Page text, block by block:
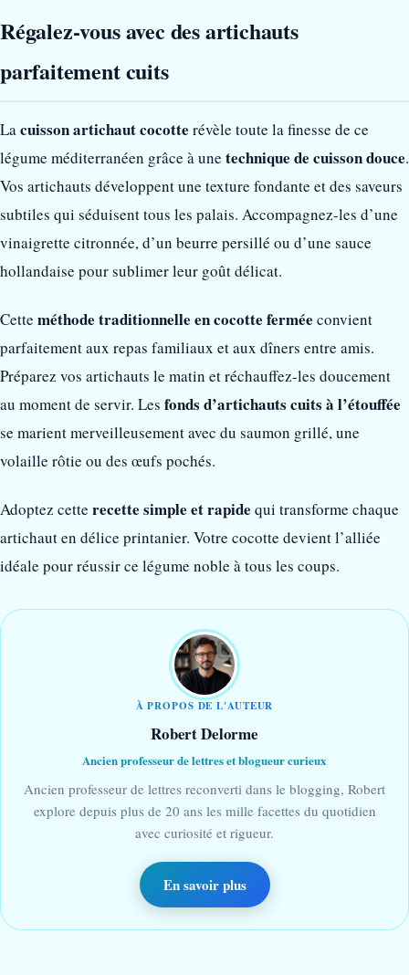
Régalez-vous avec des artichauts
parfaitement cuits
Lacuisson artichaut cocotte révèle toute la finesse de ce
légume méditerranéen grâce à une technique de cuisson douce.
Vos artichauts développent une texture fondante et des saveurs
subtiles qui séduisent tous les palais. Accompagnez-les d’une
vinaigrette citronnée, d’un beurre persillé ou d’une sauce
hollandaise pour sublimer leur goût délicat.
Cette méthode traditionnelle en cocotte fermée convient
parfaitement aux repas familiaux et aux dîners entre amis.
Préparez vos artichauts le matin et réchauffez-les doucement
au moment de servir. Les fonds d’artichauts cuits à l’étouffée
se marient merveilleusement avec du saumon grillé, une
volaille rôtie ou des œufs pochés.
Adoptez cette recette simple et rapide qui transforme chaque
artichaut en délice printanier. Votre cocotte devient l’alliée
idéale pour réussir ce légume noble à tous les coups.
À PROPOS DE L'AUTEUR
Robert Delorme
Ancien professeur de lettres et blogueur curieux
Ancien professeur de lettres reconverti dans le blogging, Robert
explore depuis plus de 20 ans les mille facettes du quotidien
avec curiosité et rigueur.
En savoir plus